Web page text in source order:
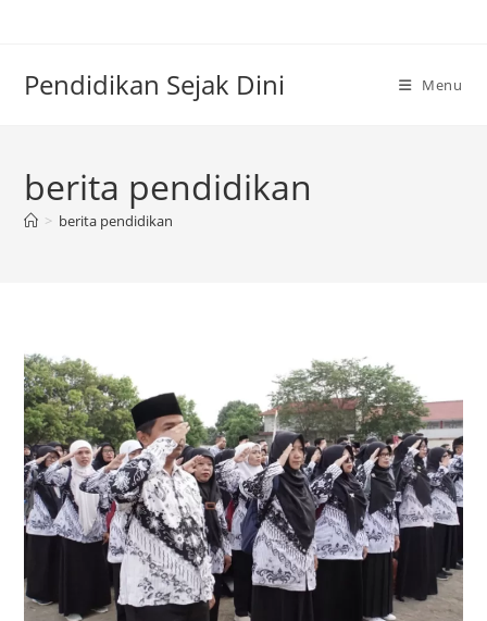
Pendidikan Sejak Dini Menu
berita pendidikan
> berita pendidikan